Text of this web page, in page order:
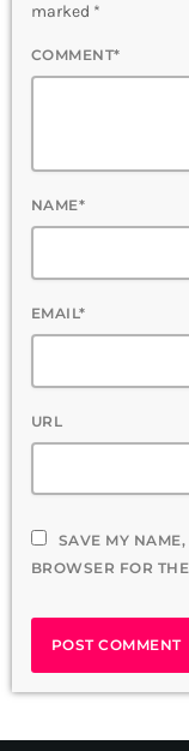
marked *
COMMENT*
NAME*
EMAIL*
URL
SAVE MY
BROWSER FOR